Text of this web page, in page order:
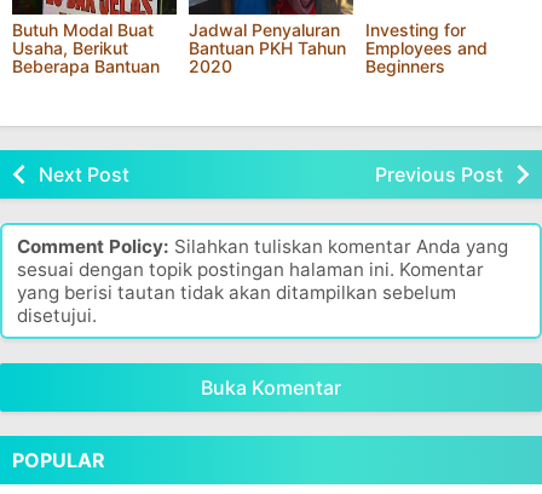
Butuh Modal Buat
Usaha, Berikut
Beberapa Bantuan
Jadwal Penyaluran
Bantuan PKH Tahun
2020
Investing for
Employees and
Beginners
Next Post Previous Post
Comment Policy: Silahkan tuliskan komentar Anda yang
sesuai dengan topik postingan halaman ini. Komentar
yang berisi tautan tidak akan ditampilkan sebelum
disetujui.
Buka Komentar
POPULAR